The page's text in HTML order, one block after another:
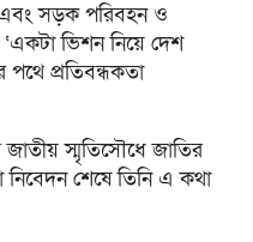
সড়ক পরিবহন ও
ভিশন নিয়ে দেশ
পথে প্রতিবন্ধকতা
স্মৃতিসৌধে জাতির
নিবেদন শেষে তিনি এ কথা